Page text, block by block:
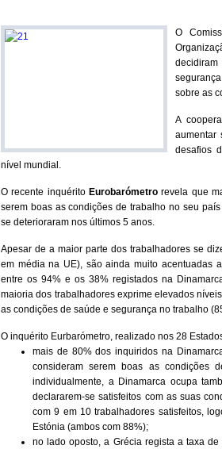
O
sobre as
A
aumentar
desafios
nível mundial.
O recente inquérito Eurobarómetro revela que
serem boas as condições de trabalho no seu
se deterioraram nos últimos 5 anos.
Apesar de a maior parte dos trabalhadores se
em média na UE), são ainda muito acentuadas
entre os 94% e os 38% registados na
maioria dos trabalhadores exprime elevados
as condições de saúde e segurança no trabalho
O inquérito Eurbarómetro, realizado nos 28
mais de 80% dos inquiridos na
consideram serem boas as condições
individualmente, a Dinamarca ocupa
declararem-se satisfeitos com as suas
com 9 em 10 trabalhadores satisfeitos,
Estónia (ambos com 88%);
no lado oposto, a Grécia regista a taxa